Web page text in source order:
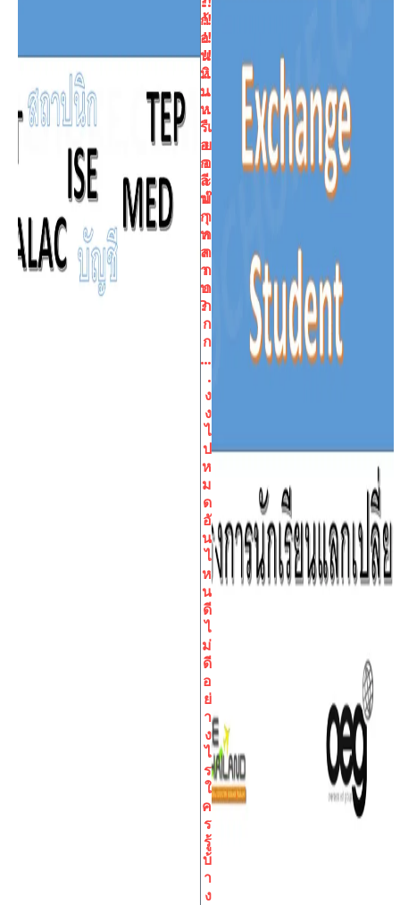
ก้
อ
น
หิ
น
ห
รื
อ
ก
ลี
บ
กุ
ห
ล
า
บ
?
!!
!!
!!
…
…
..
เ
ย
อ
ะ
ม๊
า
ก
ก
ก
ก
ก
ก
ก
…
.
ง
ง
ไ
ป
ห
ม
ด
อั
น
ไ
ห
น
ดี
ไ
ม่
ดี
อ
ย่
า
ง
ไ
ร
ใ
ค
ร
รู้
บ้
า
ง